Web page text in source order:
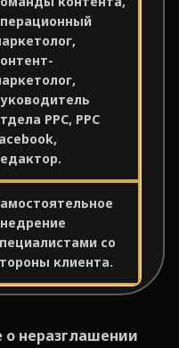
PPC, PPC
со
клиента.
неразглашении